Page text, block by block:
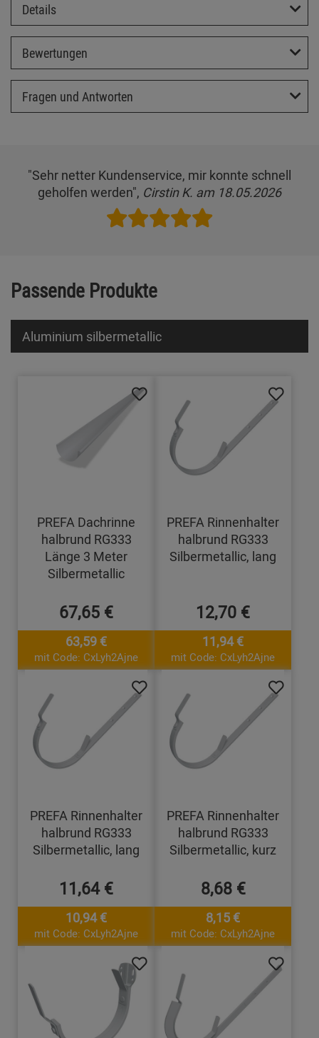
Details
Bewertungen
Fragen und Antworten
"Sehr netter Kundenservice, mir konnte schnell
geholfen werden", Cirstin K. am 18.05.2026
Passende Produkte
Aluminium silbermetallic
PREFA Dachrinne
halbrund RG333
Länge 3 Meter
Silbermetallic
67,65 €
63,59 €
mit Code: CxLyh2Ajne
PREFA Rinnenhalter
halbrund RG333
Silbermetallic, lang
12,70 €
11,94 €
mit Code: CxLyh2Ajne
PREFA Rinnenhalter
halbrund RG333
Silbermetallic, lang
11,64 €
10,94 €
mit Code: CxLyh2Ajne
PREFA Rinnenhalter
halbrund RG333
Silbermetallic, kurz
8,68 €
8,15 €
mit Code: CxLyh2Ajne